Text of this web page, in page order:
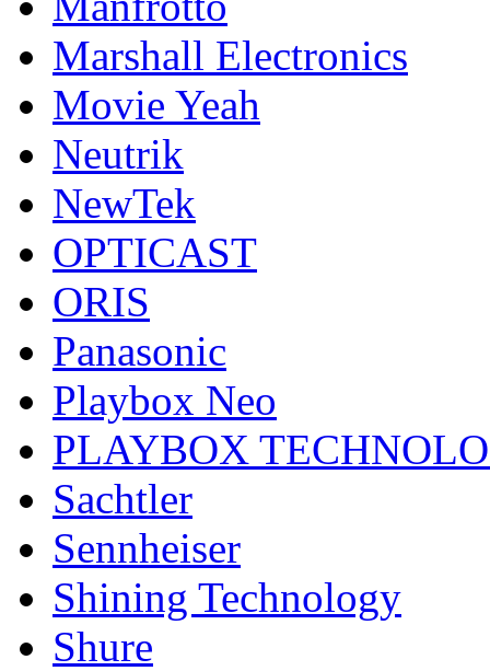
Marshall Electronics
Movie Yeah
Neutrik
NewTek
OPTICAST
ORIS
Panasonic
Playbox Neo
PLAYBOX
Sachtler
Sennheiser
Shining Technology
Shure